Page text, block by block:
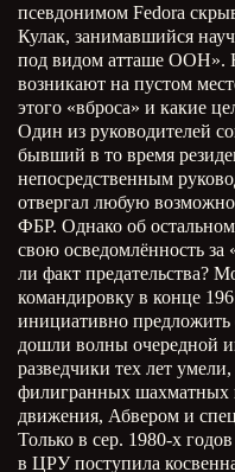
псевдонимом Fedora
Кулак, занимавшийся
под видом атташе ООН».
возникают на пустом
этого «вброса» и какие
Один из руководителей
бывший в то время
непосредственным
отвергал любую
ФБР. Однако об
свою осведомлённость
ли факт предательства?
командировку в конце
инициативно
дошли волны очередной
разведчики тех лет
филигранных шахматных
движения, Абвером и
Только в сер. 1980-х
в ЦРУ поступила